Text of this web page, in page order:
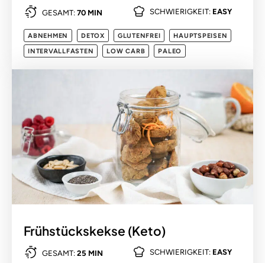
GESAMT: 70 MIN SCHWIERIGKEIT: EASY
ABNEHMEN DETOX GLUTENFREI
HAUPTSPEISEN
INTERVALLFASTEN
LOW CARB PALEO
Frühstückskekse (Keto)
GESAMT: 25 MIN SCHWIERIGKEIT: EASY